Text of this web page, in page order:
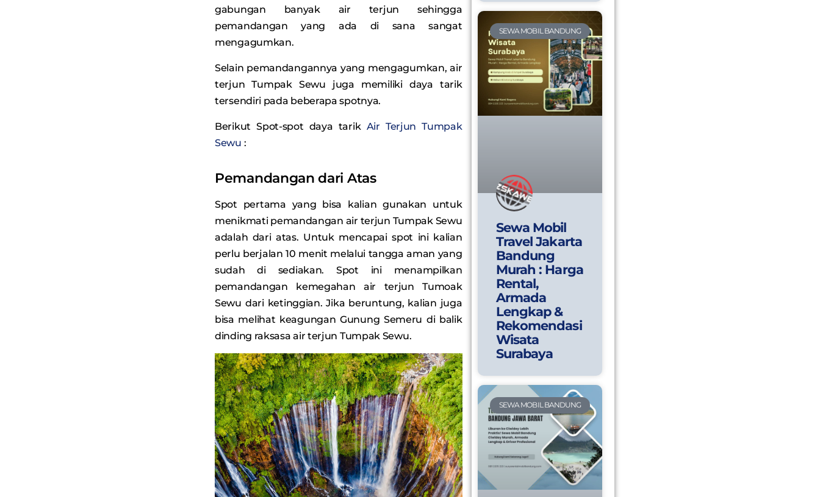
gabungan banyak air terjun sehingga
pemandangan yang ada di sana sangat
mengagumkan.
Selain pemandangannya yang mengagumkan, air
terjun Tumpak Sewu juga memiliki daya tarik
tersendiri pada beberapa spotnya.
Berikut Spot-spot daya tarik Air Terjun Tumpak
Sewu :
Pemandangan dari Atas
Spot pertama yang bisa kalian gunakan untuk
menikmati pemandangan air terjun Tumpak Sewu
adalah dari atas. Untuk mencapai spot ini kalian
perlu berjalan 10 menit melalui tangga aman yang
sudah di sediakan. Spot ini menampilkan
pemandangan kemegahan air terjun Tumoak
Sewu dari ketinggian. Jika beruntung, kalian juga
bisa melihat keagungan Gunung Semeru di balik
dinding raksasa air terjun Tumpak Sewu.
SEWA MOBIL BANDUNG
Sewa Mobil
Travel Jakarta
Bandung
Murah : Harga
Rental,
Armada
Lengkap &
Rekomendasi
Wisata
Surabaya
SEWA MOBIL BANDUNG